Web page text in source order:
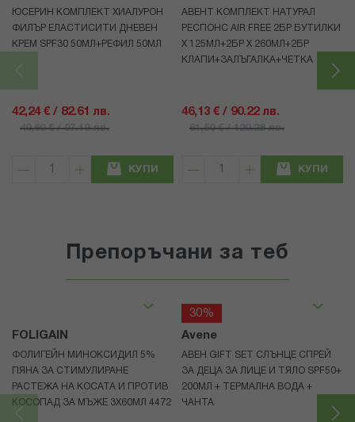
ЮСЕРИН КОМПЛЕКТ ХИАЛУРОН
ФИЛЪР ЕЛАСТИСИТИ ДНЕВЕН
КРЕМ SPF30 50МЛ+РЕФИЛ 50МЛ
42,24 € / 82.61 лв.
49,69 € / 97.19 лв.
КУПИ
АВЕНТ КОМПЛЕКТ НАТУРАЛ
РЕСПОНС AIR FREE 2БР БУТИЛКИ
Х 125МЛ+2БР Х 260МЛ+2БР
КЛАПИ+ЗАЛЪГАЛКА+ЧЕТКА
46,13 € / 90.22 лв.
61,50 € / 120.28 лв.
КУПИ
Препоръчани за теб
FOLIGAIN
ФОЛИГЕЙН МИНОКСИДИЛ 5%
ПЯНА ЗА СТИМУЛИРАНЕ
РАСТЕЖА НА КОСАТА И ПРОТИВ
КОСОПАД ЗА МЪЖЕ 3X60МЛ 4472
30%
Avene
АВЕН GIFT SET СЛЪНЦЕ СПРЕЙ
ЗА ДЕЦА ЗА ЛИЦЕ И ТЯЛО SPF50+
200МЛ + ТЕРМАЛНА ВОДА +
ЧАНТА